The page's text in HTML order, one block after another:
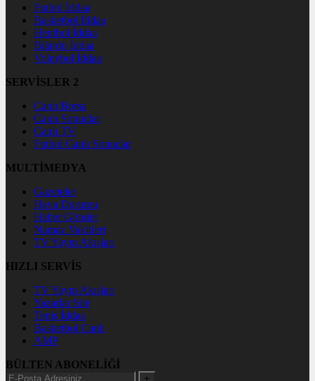
Futbol İddaa
Basketbol İddaa
Hentbol İddaa
Bilardo İddaa
Voleybol İddaa
SERVİSLER 2
Canlı Borsa
Canlı Sonuçlar
Canlı TV
Futbol Canlı Sonuçlar
MULTİMEDYA
Gazeteler
Hava Durumu
Haber Gönder
Namaz Vakitleri
TV Yayın Akışları
HIZLI SERVİS
TV Yayın Akışları
Yazarlar Site
Tenis İddaa
Basketbol Canlı
AMP
BÜLTEN ABONELİĞİ
+